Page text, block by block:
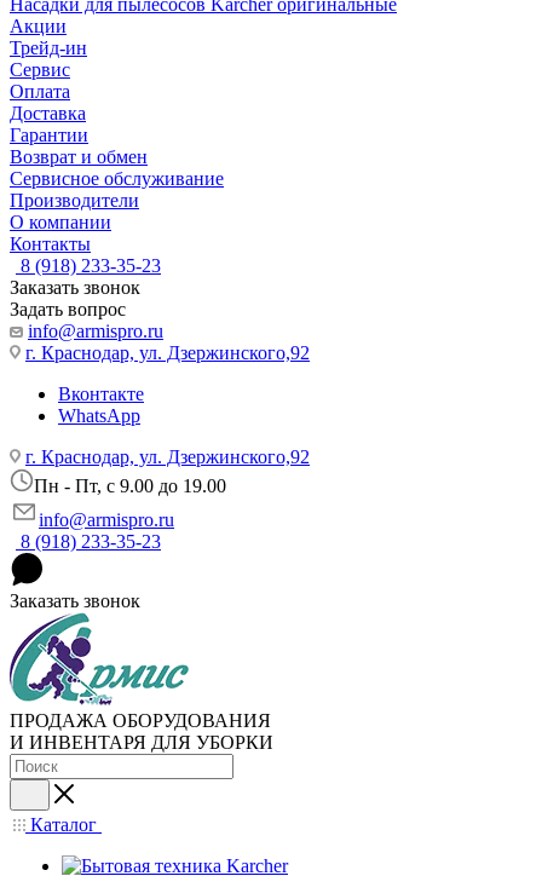
Насадки для пылесосов Karcher оригинальные
Акции
Трейд-ин
Сервис
Оплата
Доставка
Гарантии
Возврат и обмен
Сервисное обслуживание
Производители
О компании
Контакты
8 (918) 233-35-23
Заказать звонок
Задать вопрос
info@armispro.ru
г. Краснодар, ул. Дзержинского,92
Вконтакте
WhatsApp
г. Краснодар, ул. Дзержинского,92
Пн - Пт, c 9.00 до 19.00
info@armispro.ru
8 (918) 233-35-23
Заказать звонок
ПРОДАЖА ОБОРУДОВАНИЯ
И ИНВЕНТАРЯ ДЛЯ УБОРКИ
Каталог